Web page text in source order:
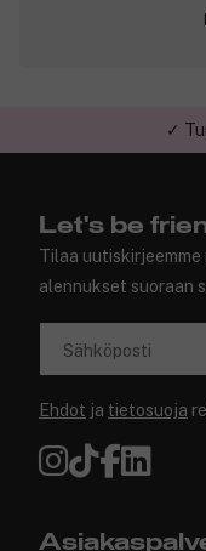
✓
Let's be
Tilaa
alennukset suoraan
Sähköposti
Ehdot ja tietosuoja